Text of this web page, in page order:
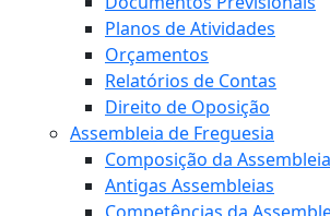
Planos de Atividades
Orçamentos
Relatórios de Contas
Direito de Oposição
Assembleia de Freguesia
Composição da Assembleia
Antigas Assembleias